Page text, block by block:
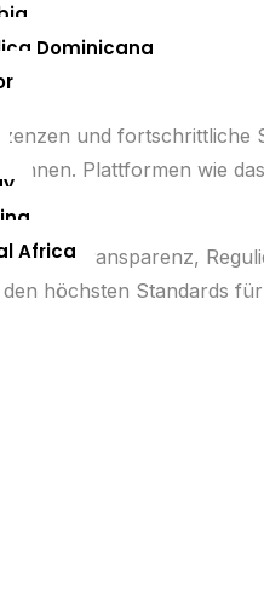
Dominicana
Africa
und
Plattformen wie
die Transparenz,
höchsten Standards